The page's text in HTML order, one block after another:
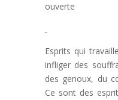
ouverte
Esprits qui
infliger des
des genoux, du
Ce sont des